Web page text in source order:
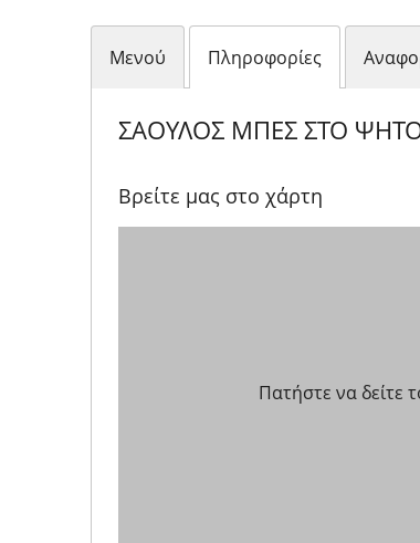
Μενού Πληροφορίες
ΣΑΟΥΛΟΣ ΜΠΕΣ ΣΤΟ
Βρείτε μας στο χάρτη
Πατήστε να δείτε